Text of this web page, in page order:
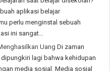
aplikasi belajar
perlu menginstal sebuah
ini sangat…
Uang Di zaman
lagi bahwa kehidupan
media sosial. Media sosial